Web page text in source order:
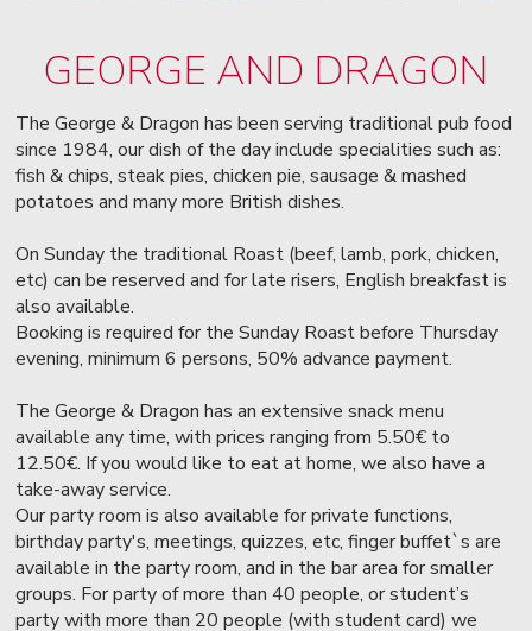
GEORGE AND DRAGON
The George & Dragon has been serving traditional pub food
since 1984, our dish of the day include specialities such as:
fish & chips, steak pies, chicken pie, sausage & mashed
potatoes and many more British dishes.
On Sunday the traditional Roast (beef, lamb, pork, chicken,
etc) can be reserved and for late risers, English breakfast is
also available.
Booking is required for the Sunday Roast before Thursday
evening, minimum 6 persons, 50% advance payment.
The George & Dragon has an extensive snack menu
available any time, with prices ranging from 5.50€ to
12.50€. If you would like to eat at home, we also have a
take-away service.
Our party room is also available for private functions,
birthday party's, meetings, quizzes, etc, finger buffet`s are
available in the party room, and in the bar area for smaller
groups. For party of more than 40 people, or student’s
party with more than 20 people (with student card) we